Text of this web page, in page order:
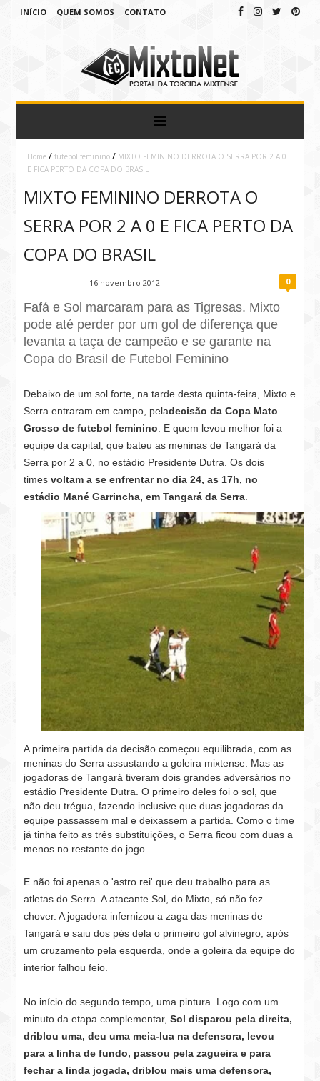
INÍCIO QUEM SOMOS CONTATO
Home / futebol feminino / MIXTO FEMININO DERROTA O SERRA POR 2 A 0
E FICA PERTO DA COPA DO BRASIL
MIXTO FEMININO DERROTA O
SERRA POR 2 A 0 E FICA PERTO DA
COPA DO BRASIL
16 novembro 2012 0
Fafá e Sol marcaram para as Tigresas. Mixto
pode até perder por um gol de diferença que
levanta a taça de campeão e se garante na
Copa do Brasil de Futebol Feminino
Debaixo de um sol forte, na tarde desta quinta-feira, Mixto e
Serra entraram em campo, peladecisão da Copa Mato
Grosso de futebol feminino . E quem levou melhor foi a
equipe da capital, que bateu as meninas de Tangará da
Serra por 2 a 0, no estádio Presidente Dutra. Os dois
timesvoltam a se enfrentar no dia 24, as 17h, no
estádio Mané Garrincha, em Tangará da Serra
A primeira partida da decisão começou equilibrada, com as
meninas do Serra assustando a goleira mixtense. Mas as
jogadoras de Tangará tiveram dois grandes adversários no
estádio Presidente Dutra. O primeiro deles foi o sol, que
não deu trégua, fazendo inclusive que duas jogadoras da
equipe passassem mal e deixassem a partida. Como o time
já tinha feito as três substituições, o Serra ficou com duas a
menos no restante do jogo.
E não foi apenas o 'astro rei' que deu trabalho para as
atletas do Serra. A atacante Sol, do Mixto, só não fez
chover. A jogadora infernizou a zaga das meninas de
Tangará e saiu dos pés dela o primeiro gol alvinegro, após
um cruzamento pela esquerda, onde a goleira da equipe do
interior falhou feio.
No início do segundo tempo, uma pintura. Logo com um
minuto da etapa complementar,Sol disparou pela direita,
driblou uma, deu uma meia-lua na defensora, levou
para a linha de fundo, passou pela zagueira e para
fechar a linda jogada, driblou mais uma defensora,